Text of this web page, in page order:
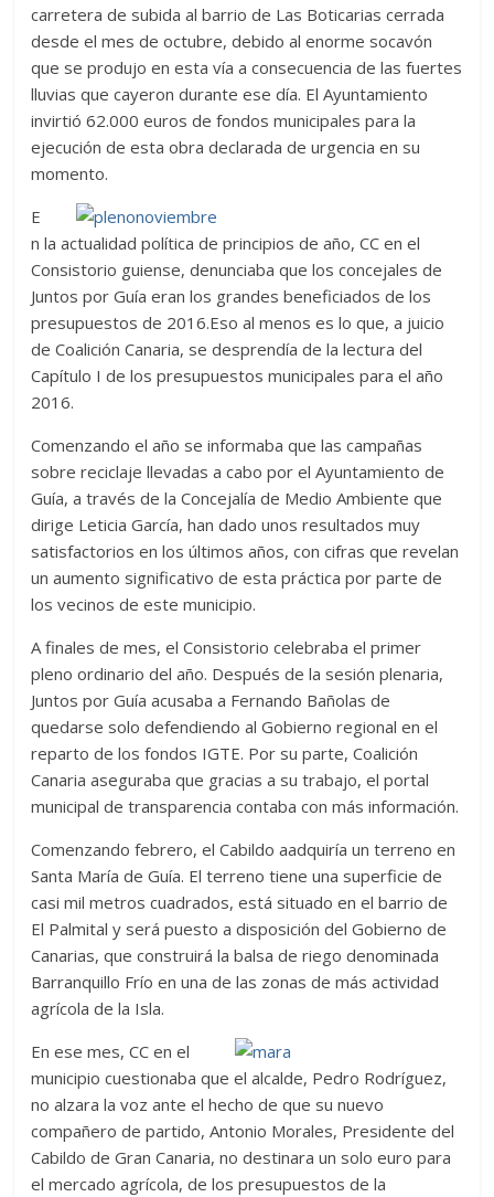
carretera de subida al barrio de Las Boticarias cerrada
desde el mes de octubre, debido al enorme socavón
que se produjo en esta vía a consecuencia de las fuertes
lluvias que cayeron durante ese día. El Ayuntamiento
invirtió 62.000 euros de fondos municipales para la
ejecución de esta obra declarada de urgencia en su
momento.
E
n la actualidad política de principios de año, CC en el
Consistorio guiense, denunciaba que los concejales de
Juntos por Guía eran los grandes beneficiados de los
presupuestos de 2016.Eso al menos es lo que, a juicio
de Coalición Canaria, se desprendía de la lectura del
Capítulo I de los presupuestos municipales para el año
2016.
Comenzando el año se informaba que las campañas
sobre reciclaje llevadas a cabo por el Ayuntamiento de
Guía, a través de la Concejalía de Medio Ambiente que
dirige Leticia García, han dado unos resultados muy
satisfactorios en los últimos años, con cifras que revelan
un aumento significativo de esta práctica por parte de
los vecinos de este municipio.
A finales de mes, el Consistorio celebraba el primer
pleno ordinario del año. Después de la sesión plenaria,
Juntos por Guía acusaba a Fernando Bañolas de
quedarse solo defendiendo al Gobierno regional en el
reparto de los fondos IGTE. Por su parte, Coalición
Canaria aseguraba que gracias a su trabajo, el portal
municipal de transparencia contaba con más información.
Comenzando febrero, el Cabildo aadquiría un terreno en
Santa María de Guía. El terreno tiene una superficie de
casi mil metros cuadrados, está situado en el barrio de
El Palmital y será puesto a disposición del Gobierno de
Canarias, que construirá la balsa de riego denominada
Barranquillo Frío en una de las zonas de más actividad
agrícola de la Isla.
En ese mes, CC en el
municipio cuestionaba que el alcalde, Pedro Rodríguez,
no alzara la voz ante el hecho de que su nuevo
compañero de partido, Antonio Morales, Presidente del
Cabildo de Gran Canaria, no destinara un solo euro para
el mercado agrícola, de los presupuestos de la